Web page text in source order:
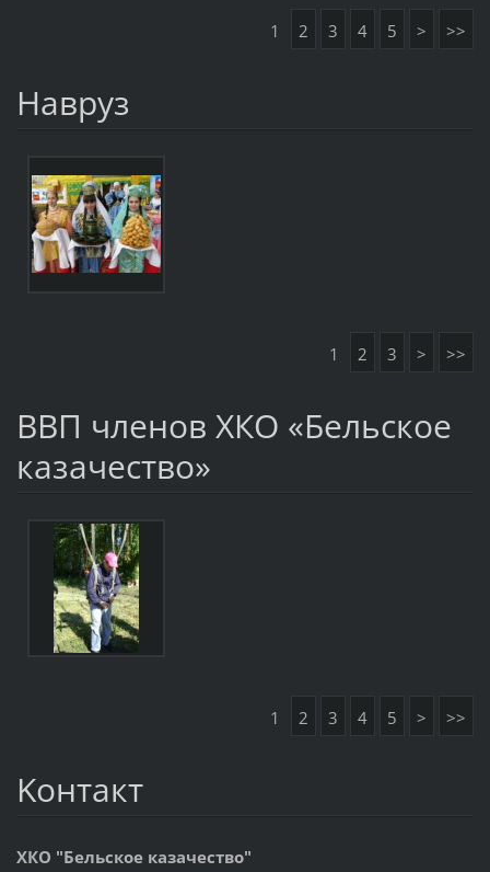
1 2 3 4 5 > >>
Навруз
1 2 3 > >>
ВВП членов ХКО «Бельское
казачество»
1 2 3 4 5 > >>
Koнтакт
ХКО "Бельское казачество"